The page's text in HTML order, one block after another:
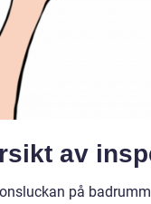
av
på